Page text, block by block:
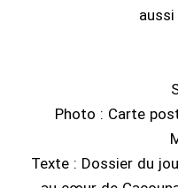
Photo : Carte
Texte : Dossier du